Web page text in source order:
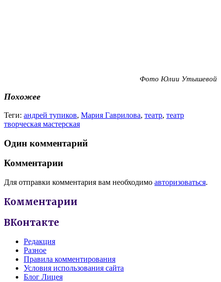
Фото Юлии Утышевой
Похожее
Теги: андрей тупиков, Мария Гаврилова, театр, театр
творческая мастерская
Один комментарий
Комментарии
Для отправки комментария вам необходимо авторизоваться.
Комментарии
ВКонтакте
Редакция
Разное
Правила комментирования
Условия использования сайта
Блог Лицея